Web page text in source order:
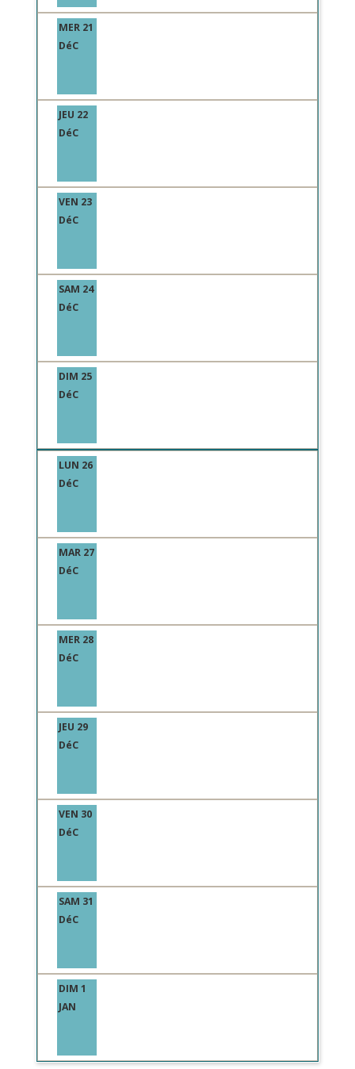
MER 21
DéC
JEU 22
DéC
VEN 23
DéC
SAM 24
DéC
DIM 25
DéC
LUN 26
DéC
MAR 27
DéC
MER 28
DéC
JEU 29
DéC
VEN 30
DéC
SAM 31
DéC
DIM 1
JAN